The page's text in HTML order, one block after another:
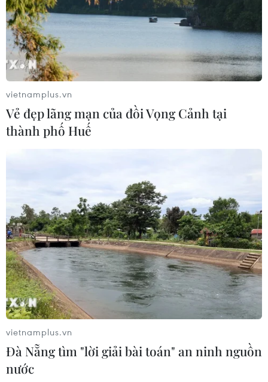
Yếu tố di truyền có thể quyết định
quá trình phát triển ung thư
02/08/2026 09:43
Phương pháp mới giúp phát hiện
sớm bệnh Alzheimer
30/07/2026 14:27
Virus H5N1 lây lan trong quần thể
chim bản địa tại Australia
29/07/2026 11:42
UNAIDS cảnh báo nguy cơ đại dịch
HIV/AIDS bùng phát trở lại
29/07/2026 05:17
Johnson & Johnson chi 5,5 tỷ USD
dàn xếp vụ kiện phấn rôm gây ung
vietnamplus.vn
Vẻ đẹp lãng mạn của đồi Vọng Cảnh tại
thành phố Huế
vietnamplus.vn
Đà Nẵng tìm "lời giải bài toán" an ninh nguồn
nước